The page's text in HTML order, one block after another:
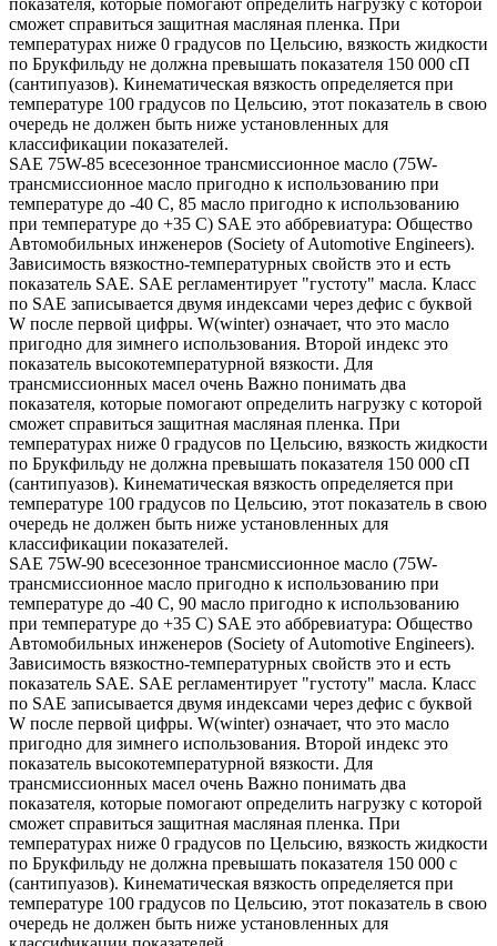
показателя, которые помогают определить нагрузку с которой
сможет справиться защитная масляная пленка. При
температурах ниже 0 градусов по Цельсию, вязкость жидкости
по Брукфильду не должна превышать показателя 150 000 сП
(сантипуазов). Кинематическая вязкость определяется при
температуре 100 градусов по Цельсию, этот показатель в свою
очередь не должен быть ниже установленных для
классификации показателей.
SAE 75W-85 всесезонное трансмиссионное масло (75W-
трансмиссионное масло пригодно к использованию при
температуре до -40 С, 85 масло пригодно к использованию
при температуре до +35 С) SAE это аббревиатура: Общество
Автомобильных инженеров (Society of Automotive Engineers).
Зависимость вязкостно-температурных свойств это и есть
показатель SAE. SAE регламентирует "густоту" масла. Класс
по SAE записывается двумя индексами через дефис с буквой
W после первой цифры. W(winter) означает, что это масло
пригодно для зимнего использования. Второй индекс это
показатель высокотемпературной вязкости. Для
трансмиссионных масел очень Важно понимать два
показателя, которые помогают определить нагрузку с которой
сможет справиться защитная масляная пленка. При
температурах ниже 0 градусов по Цельсию, вязкость жидкости
по Брукфильду не должна превышать показателя 150 000 сП
(сантипуазов). Кинематическая вязкость определяется при
температуре 100 градусов по Цельсию, этот показатель в свою
очередь не должен быть ниже установленных для
классификации показателей.
SAE 75W-90 всесезонное трансмиссионное масло (75W-
трансмиссионное масло пригодно к использованию при
температуре до -40 С, 90 масло пригодно к использованию
при температуре до +35 С) SAE это аббревиатура: Общество
Автомобильных инженеров (Society of Automotive Engineers).
Зависимость вязкостно-температурных свойств это и есть
показатель SAE. SAE регламентирует "густоту" масла. Класс
по SAE записывается двумя индексами через дефис с буквой
W после первой цифры. W(winter) означает, что это масло
пригодно для зимнего использования. Второй индекс это
показатель высокотемпературной вязкости. Для
трансмиссионных масел очень Важно понимать два
показателя, которые помогают определить нагрузку с которой
сможет справиться защитная масляная пленка. При
температурах ниже 0 градусов по Цельсию, вязкость жидкости
по Брукфильду не должна превышать показателя 150 000 с
(сантипуазов). Кинематическая вязкость определяется при
температуре 100 градусов по Цельсию, этот показатель в свою
очередь не должен быть ниже установленных для